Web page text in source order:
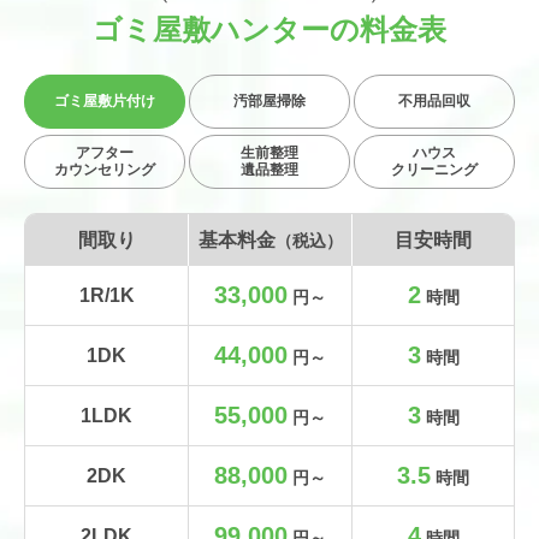
ゴミ屋敷ハンターの料金表
ゴミ屋敷片付け 汚部屋掃除 不用品回収
アフター
カウンセリング
生前整理
遺品整理
ハウス
クリーニング
間取り 基本料金（税込） 目安時間
1R/1K 33,000 円～ 2時間
1DK 44,000 円～ 3時間
1LDK 55,000 円～ 3時間
2DK 88,000 円～ 3.5 時間